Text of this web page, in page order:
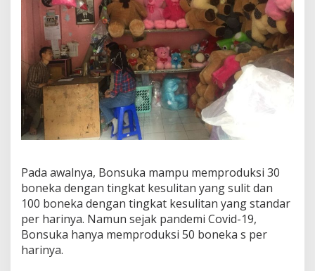
n
o
v
a
s
i
Pada awalnya, Bonsuka mampu memproduksi 30
boneka dengan tingkat kesulitan yang sulit dan
100 boneka dengan tingkat kesulitan yang standar
per harinya. Namun sejak pandemi Covid-19,
Bonsuka hanya memproduksi 50 boneka s per
harinya.